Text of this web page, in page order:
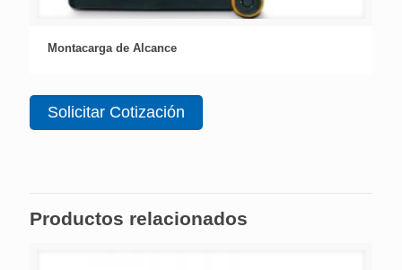
Montacarga de Alcance
Solicitar Cotización
Productos relacionados